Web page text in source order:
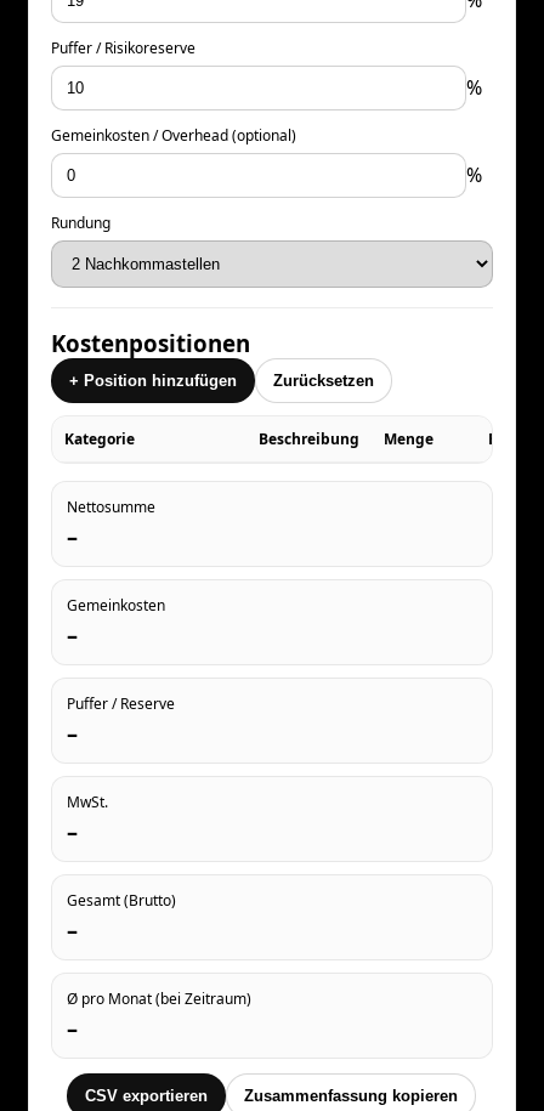
Puffer / Risikoreserve
%
Gemeinkosten / Overhead (optional)
%
Rundung
Kostenpositionen
+ Position hinzufügen Zurücksetzen
Kategorie Beschreibung Menge
Nettosumme
–
Gemeinkosten
–
Puffer / Reserve
–
MwSt.
–
Gesamt (Brutto)
–
Ø pro Monat (bei Zeitraum)
–
CSV exportieren Zusammenfassung kopieren